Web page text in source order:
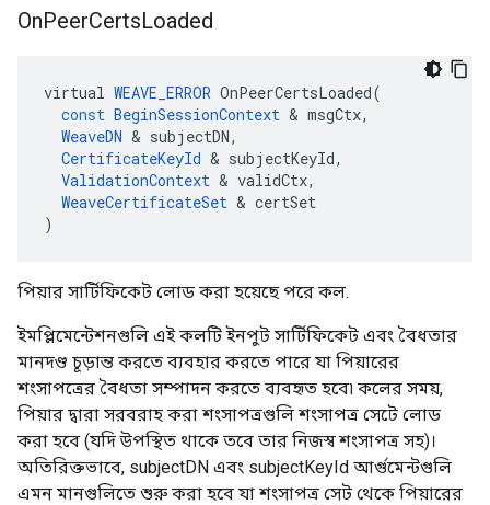
OnPeerCertsLoaded
virtual WEAVE_ERROR OnPeerCertsLoaded(
const BeginSessionContext & msgCtx,
WeaveDN & subjectDN,
CertificateKeyId & subjectKeyId,
ValidationContext & validCtx,
WeaveCertificateSet & certSet
)
পিয়ার সার্টিফিকেট লোড করা হয়েছে পরে কল.
ইমপ্লিমেন্টেশনগুলি এই কলটি ইনপুট সার্টিফিকেট এবং বৈধতার
মানদণ্ড চূড়ান্ত করতে ব্যবহার করতে পারে যা পিয়ারের
শংসাপত্রের বৈধতা সম্পাদন করতে ব্যবহৃত হবে৷ কলের সময়,
পিয়ার দ্বারা সরবরাহ করা শংসাপত্রগুলি শংসাপত্র সেটে লোড
করা হবে (যদি উপস্থিত থাকে তবে তার নিজস্ব শংসাপত্র সহ)।
অতিরিক্তভাবে, subjectDN এবং subjectKeyId আর্গুমেন্টগুলি
এমন মানগুলিতে শুরু করা হবে যা শংসাপত্র সেট থেকে পিয়ারের